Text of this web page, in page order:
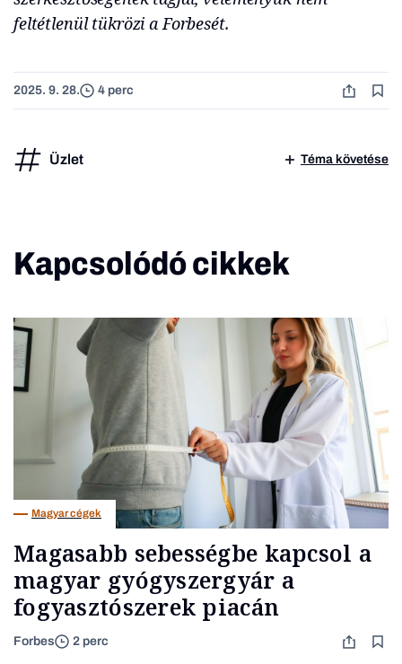
feltétlenül tükrözi a Forbesét.
2025. 9. 28. 4 perc
Üzlet Téma követése
Kapcsolódó cikkek
Magyar cégek
Magasabb sebességbe kapcsol a
magyar gyógyszergyár a
fogyasztószerek piacán
Forbes 2 perc